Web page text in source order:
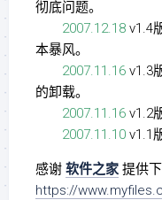
彻底问题。
2007.12.18 v1.4
本暴风。
2007.11.16 v1.3
的卸载。
2007.11.16 v1.2
2007.11.10 v1.1
感谢 软件之家 提供
https://